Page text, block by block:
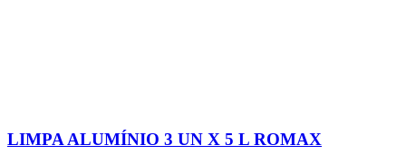
LIMPA ALUMÍNIO 3 UN X 5 L ROMAX